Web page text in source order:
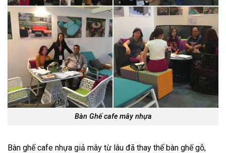
Bàn Ghế cafe mây nhựa
Bàn ghế cafe nhựa giả mây từ lâu đã thay thế bàn ghế gỗ,